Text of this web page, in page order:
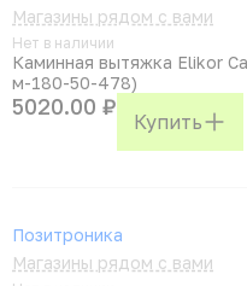
Магазины рядом с вами
Нет в наличии
Каминная вытяжка Elikor
м-180-50-478)
5020.00 ₽
Купить
Позитроника
Магазины рядом с вами